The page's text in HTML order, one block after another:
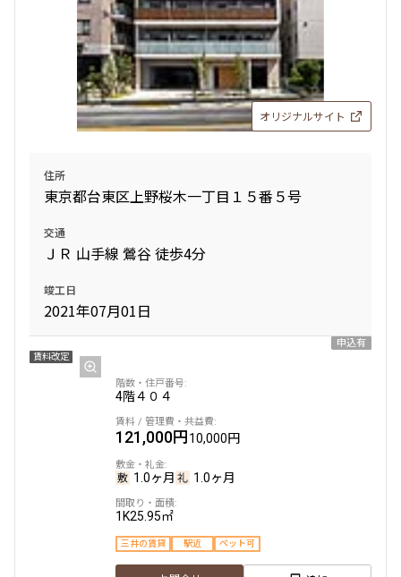
オリジナルサイト
住所
東京都台東区上野桜木一丁目１５番５号
交通
ＪＲ 山手線 鶯谷 徒歩4分
竣工日
2021年07月01日
賃料改定
申込有
4階４０４
121,000円10,000円
1.0ヶ月 1.0ヶ月
1K25.95㎡
三井の賃貸 駅近 ペット可